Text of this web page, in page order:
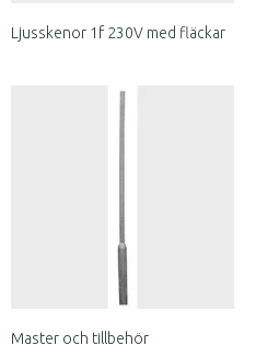
Ljusskenor 1f 230V med fläckar
Master och tillbehör